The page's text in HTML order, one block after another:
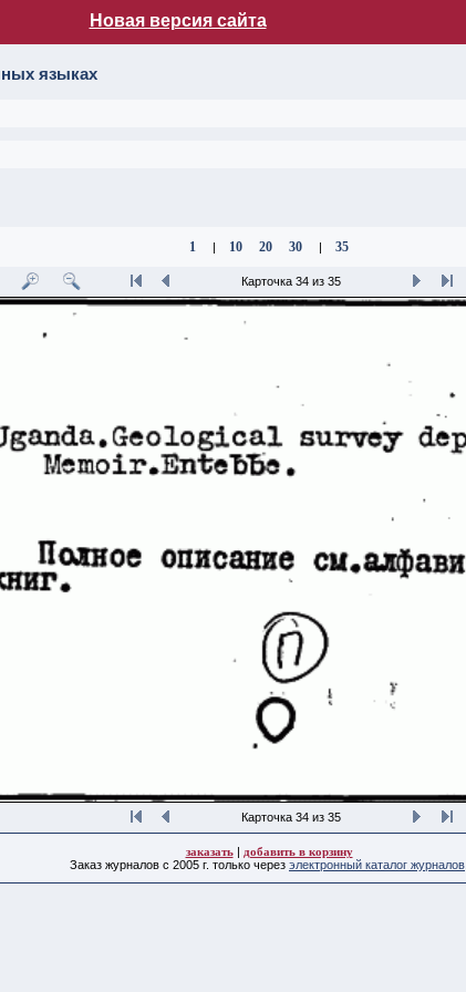
Новая версия сайта
языках
1 | 10 20 30 | 35
Карточка 34 из 35
Карточка 34 из 35
заказать| добавить в корзину
Заказ журналов с 2005 г. только через электронный каталог журналов